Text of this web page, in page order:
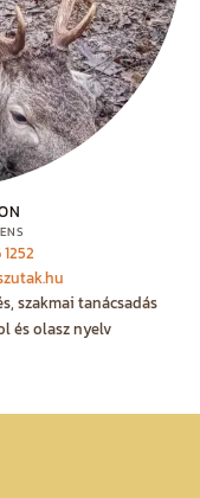
szakmai tanácsadás
és olasz nyelv